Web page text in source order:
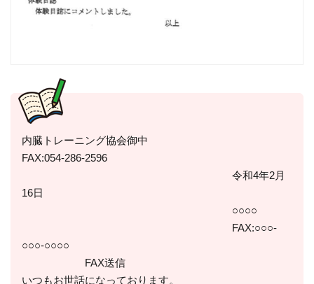
内臓トレーニング協会御中
FAX:054-286-2596
令和4年2月
16日
○○○○
FAX:○○○-
○○○-○○○○
FAX送信
いつもお世話になっております。